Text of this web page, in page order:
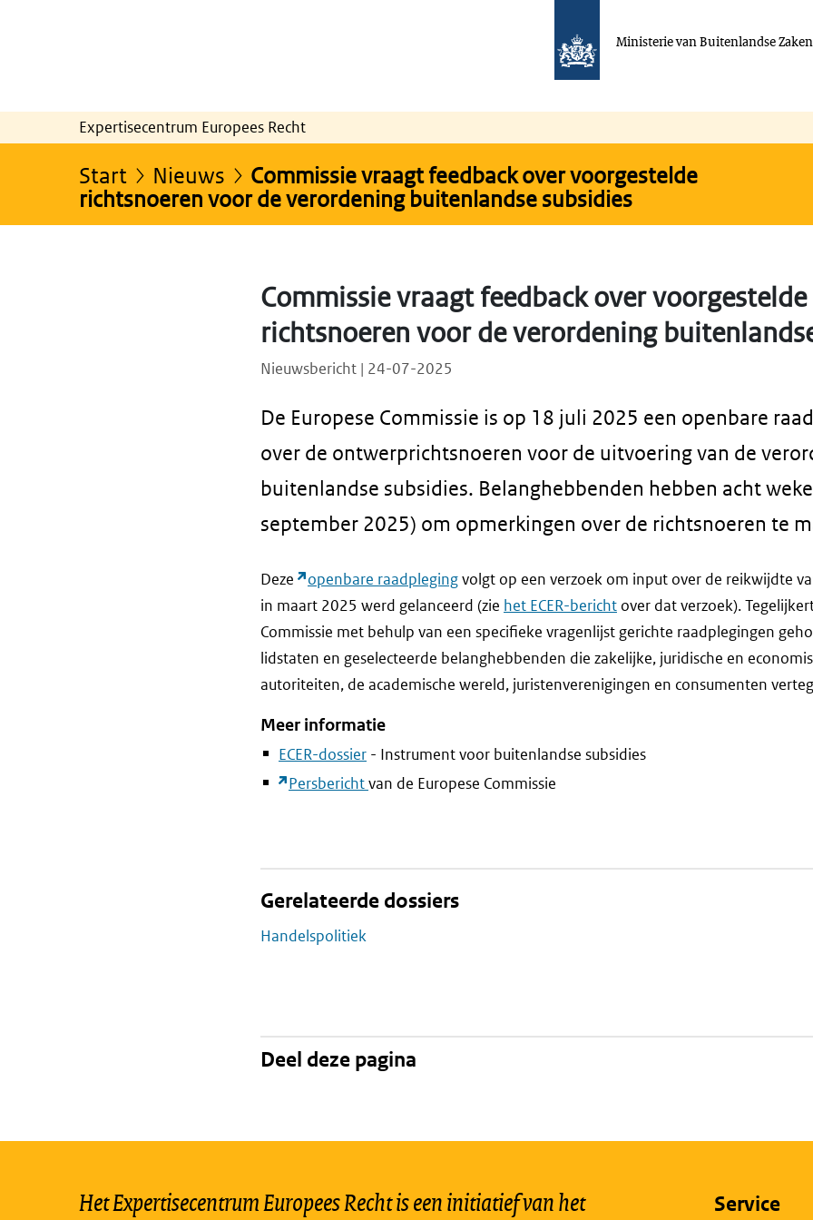
Ministerie van Buitenlandse Zaken
Expertisecentrum Europees Recht
Start Nieuws
Commissie vraagt feedback over voorgestelde
richtsnoeren voor de verordening buitenlandse subsidies
Commissie vraagt feedback over voorgestelde
richtsnoeren voor de verordening
Nieuwsbericht | 24-07-2025
De Europese Commissie is op 18 juli 2025 een openbare
over de ontwerprichtsnoeren voor de uitvoering van de
buitenlandse subsidies. Belanghebbenden hebben acht
september 2025) om opmerkingen over de richtsnoeren te
Deze openbare raadplegingvolgt op een verzoek om input over de reikwijdte
in maart 2025 werd gelanceerd (zie het ECER-bericht over dat verzoek).
Commissie met behulp van een specifieke vragenlijst gerichte raadplegingen
lidstaten en geselecteerde belanghebbenden die zakelijke, juridische en
autoriteiten, de academische wereld, juristenverenigingen en consumenten
Meer informatie
ECER-dossier - Instrument voor buitenlandse subsidies
Persberichtvan de Europese Commissie
Gerelateerde dossiers
Handelspolitiek
Deel deze pagina
Het Expertisecentrum Europees Recht is een initiatief van het
Service